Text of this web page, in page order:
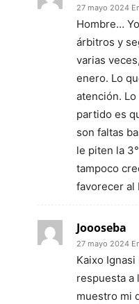
27 mayo 2024
Hombre…
árbitros y
varias
enero. Lo
atención.
partido es
son faltas
le piten la
tampoco
favorecer al
Joooseba
27 mayo 2024
Kaixo
respuesta a
muestro mi